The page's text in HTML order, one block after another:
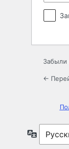
Забыли
←
Язык